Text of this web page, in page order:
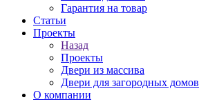
Гарантия на товар
Статьи
Проекты
Назад
Проекты
Двери из массива
Двери для загородных домов
О компании